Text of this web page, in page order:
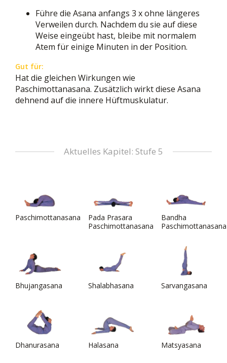
Führe die Asana anfangs 3 x ohne längeres
Verweilen durch. Nachdem du sie auf diese
Weise eingeübt hast, bleibe mit normalem
Atem für einige Minuten in der Position.
Gut für:
Hat die gleichen Wirkungen wie
Paschimottanasana. Zusätzlich wirkt diese Asana
dehnend auf die innere Hüftmuskulatur.
Aktuelles Kapitel: Stufe 5
Paschimottanasana
Pada Prasara
Paschimottanasana
Bandha
Paschimottanasana
Bhujangasana Shalabhasana Sarvangasana
Dhanurasana Halasana Matsyasana